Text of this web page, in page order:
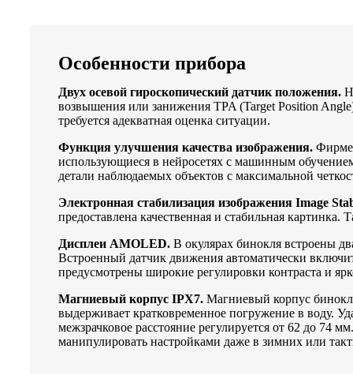
Особенности прибора
Двух осевой гироскопический датчик положения.
возвышения или занижения TPA (Target Position
требуется адекватная оценка ситуации.
Функция улучшения качества изображения.
использующиеся в нейросетях с машинным
детали наблюдаемых объектов с максимальной
Электронная стабилизация изображения Image
предоставлена качественная и стабильная
Дисплеи AMOLED. В окулярах бинокля встроены
Встроенный датчик движения автоматически
предусмотрены широкие регулировки контраста и
Магниевый корпус IPX7. Магниевый корпус
выдерживает кратковременное погружение в воду.
межзрачковое расстояние регулируется от 62 до 74
манипулировать настройками даже в зимних или